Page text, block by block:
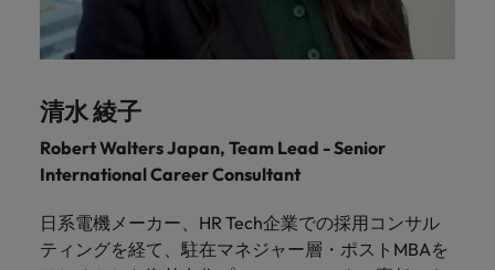
清水 綾子
Robert Walters Japan, Team Lead - Senior
International Career Consultant
日系電機メーカー、HR Tech企業での採用コンサル
ティングを経て、駐在マネジャー層・ポストMBAを